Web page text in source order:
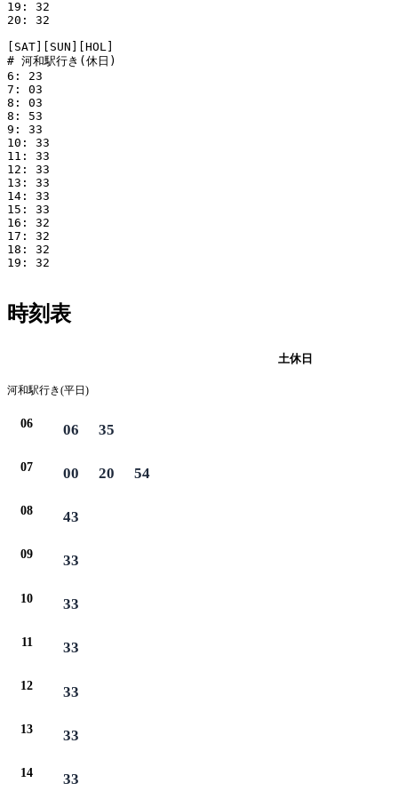
19: 32
20: 32
[SAT][SUN][HOL]
# 河和駅行き(休日)
6: 23
7: 03
8: 03
8: 53
9: 33
10: 33
11: 33
12: 33
13: 33
14: 33
15: 33
16: 32
17: 32
18: 32
19: 32
時刻表
土休日
河和駅行き(平日)
06 06 35
07 00 20 54
08 43
09 33
10 33
11 33
12 33
13 33
14 33